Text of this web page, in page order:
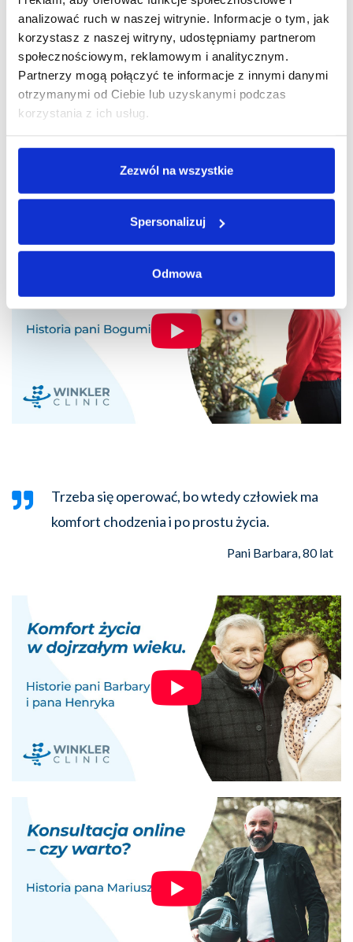
analizować ruch w naszej witrynie. Informacje o tym, jak
korzystasz z naszej witryny, udostępniamy partnerom
społecznościowym, reklamowym i analitycznym.
Partnerzy mogą połączyć te informacje z innymi danymi
otrzymanymi od Ciebie lub uzyskanymi podczas
korzystania z ich usług.
Zezwól na wszystkie
Spersonalizuj
Odmowa
Dzięki niej szybko i bezpiecznie mogą wrócić do pełnej
sprawności. Poznajcie historie osób, którym pomógł
doktor Winkler.
wstać z łóżka.
Trzeba się operować, bo wtedy człowiek ma
komfort chodzenia i po prostu życia.
Pani Barbara, 80 lat